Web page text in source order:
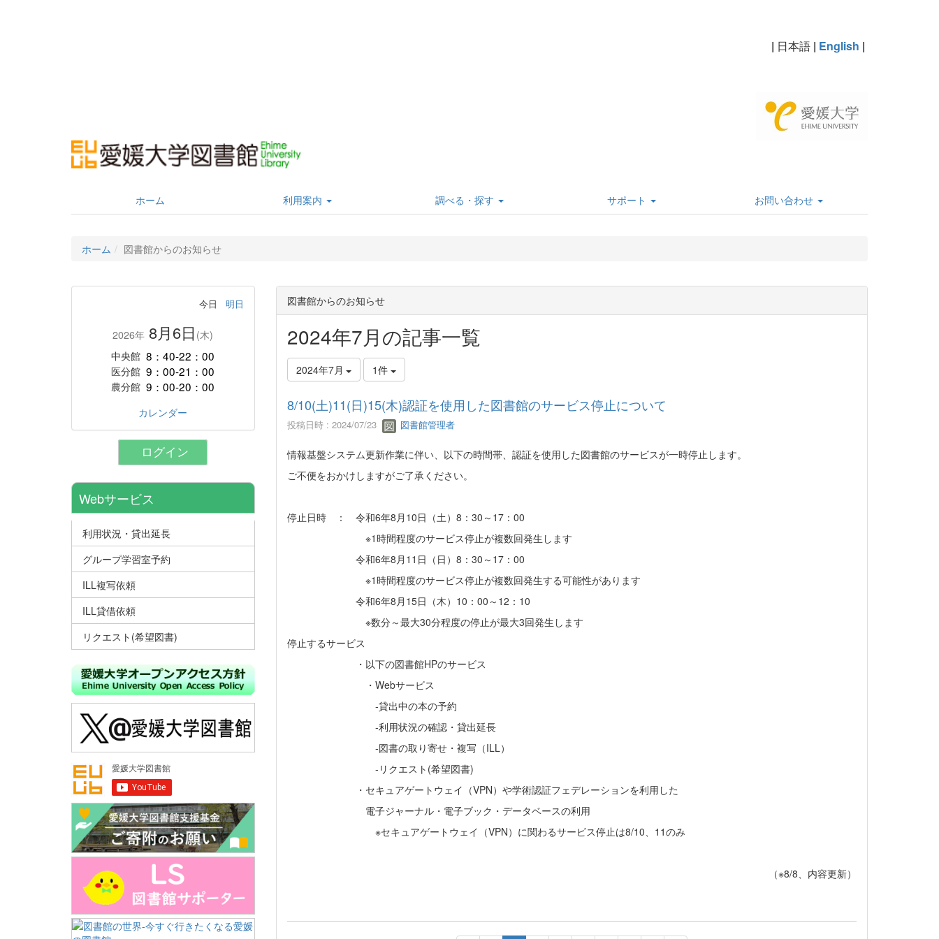
| 日本語 | English |
ホーム 利用案内 調べる・探す サポート お問い合わせ
ホーム 図書館からのお知らせ
図書館からのお知らせ
2024年7月の記事一覧
2024年7月 1件
8/10(土)11(日)15(木)認証を使用した図書館のサービス停止について
投稿日時 : 2024/07/23 図書館管理者
情報基盤システム更新作業に伴い、以下の時間帯、認証を使用した図書館のサービスが一時停止します。
ご不便をおかけしますがご了承ください。
停止日時 ： 令和6年8月10日（土）8：30～17：00
※1時間程度のサービス停止が複数回発生します
令和6年8月11日（日）8：30～17：00
※1時間程度のサービス停止が複数回発生する可能性があります
令和6年8月15日（木）10：00～12：10
※数分～最大30分程度の停止が最大3回発生します
停止するサービス
・以下の図書館HPのサービス
・Webサービス
‐貸出中の本の予約
‐利用状況の確認・貸出延長
‐図書の取り寄せ・複写（ILL）
‐リクエスト(希望図書)
・セキュアゲートウェイ（VPN）や学術認証フェデレーションを利用した
電子ジャーナル・電子ブック・データベースの利用
※セキュアゲートウェイ（VPN）に関わるサービス停止は8/10、11のみ
（※8/8、内容更新）
今日 明日
2026年 8月6日 (木)
中央館 8：40-22：00
医分館 9：00-21：00
農分館 9：00-20：00
カレンダー
ログイン
Webサービス
利用状況・貸出延長
グループ学習室予約
ILL複写依頼
ILL貸借依頼
リクエスト(希望図書)